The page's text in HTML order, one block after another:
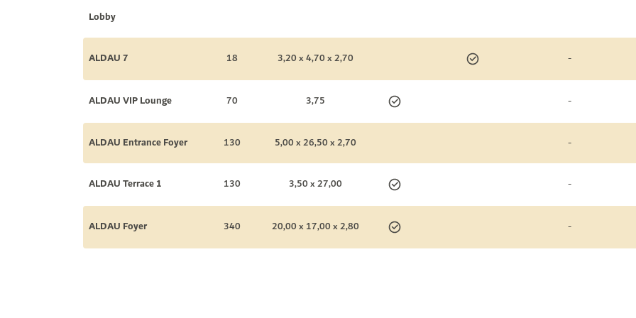
Lobby
ALDAU 7 18 3,20 x 4,70 x 2,70 -
ALDAU VIP Lounge 70 3,75 -
ALDAU Entrance Foyer 130 5,00 x 26,50 x 2,70 -
ALDAU Terrace 1 130 3,50 x 27,00 -
ALDAU Foyer 340 20,00 x 17,00 x 2,80 -